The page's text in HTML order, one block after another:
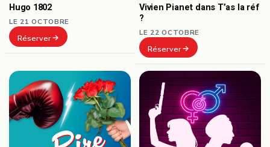
Hugo 1802
LE 21 OCTOBRE
Réserver
Vivien Pianet dans T’as la réf
?
LE 22 OCTOBRE
Réserver